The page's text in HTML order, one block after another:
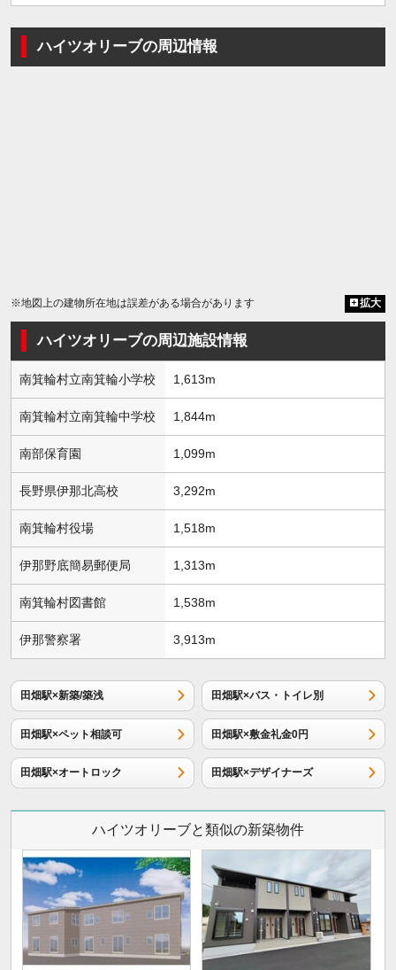
ハイツオリーブの周辺情報
※地図上の建物所在地は誤差がある場合があります 拡大
ハイツオリーブの周辺施設情報
南箕輪村立南箕輪小学校 1,613m
南箕輪村立南箕輪中学校 1,844m
南部保育園 1,099m
長野県伊那北高校 3,292m
南箕輪村役場 1,518m
伊那野底簡易郵便局 1,313m
南箕輪村図書館 1,538m
伊那警察署 3,913m
田畑駅×新築/築浅 田畑駅×バス・トイレ別
田畑駅×ペット相談可 田畑駅×敷金礼金0円
田畑駅×オートロック 田畑駅×デザイナーズ
ハイツオリーブと類似の新築物件